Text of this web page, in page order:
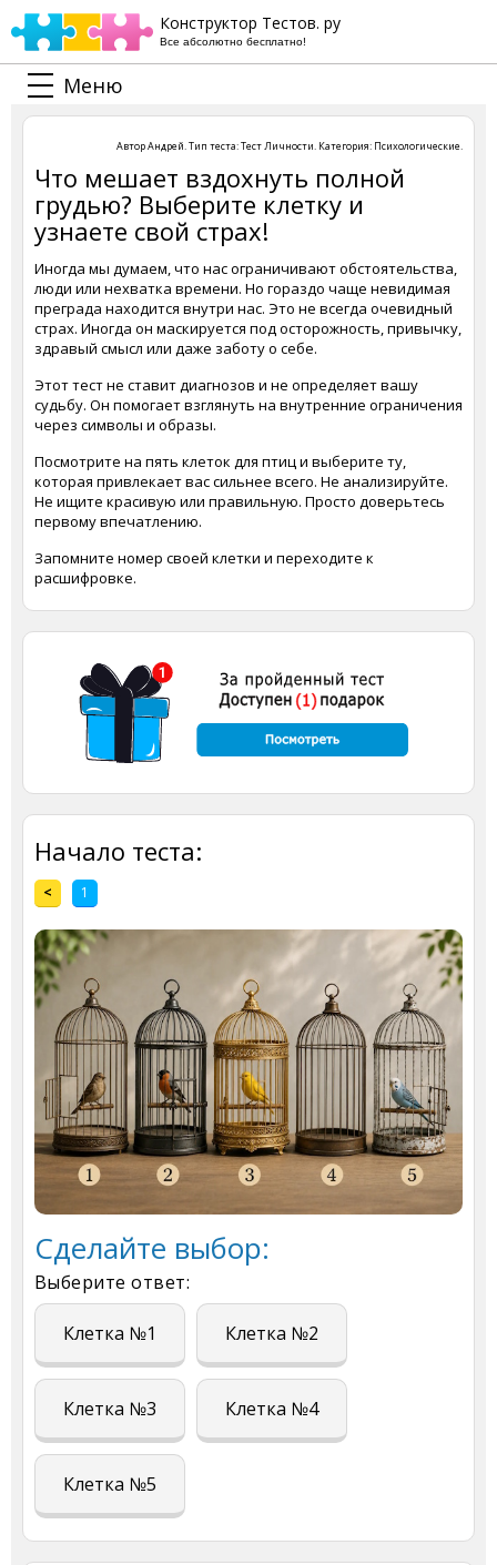
Конструктор Тестов. ру
Все абсолютно бесплатно!
Меню
АвторАндрей. Тип теста:Тест Личности. Категория: Психологические.
Что мешает вздохнуть полной
грудью? Выберите клетку и
узнаете свой страх!
Иногда мы думаем, что нас ограничивают обстоятельства,
люди или нехватка времени. Но гораздо чаще невидимая
преграда находится внутри нас. Это не всегда очевидный
страх. Иногда он маскируется под осторожность, привычку,
здравый смысл или даже заботу о себе.
Этот тест не ставит диагнозов и не определяет вашу
судьбу. Он помогает взглянуть на внутренние ограничения
через символы и образы.
Посмотрите на пять клеток для птиц и выберите ту,
которая привлекает вас сильнее всего. Не анализируйте.
Не ищите красивую или правильную. Просто доверьтесь
первому впечатлению.
Запомните номер своей клетки и переходите к
расшифровке.
Начало теста:
< 1
Сделайте выбор:
Выберите ответ:
Клетка №1 Клетка №2
Клетка №3 Клетка №4
Клетка №5